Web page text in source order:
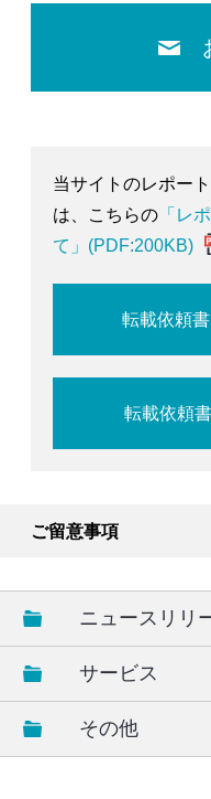
当サイトのレポー
は、こちらの 「レ
て」(PDF:200KB)
転載依頼
転載依頼
ご留意事項
ニュースリリ
サービス
その他